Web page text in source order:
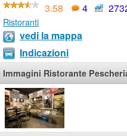
3.58
4
Ristoranti
vedi la mappa
Indicazioni
Immagini Ristorante